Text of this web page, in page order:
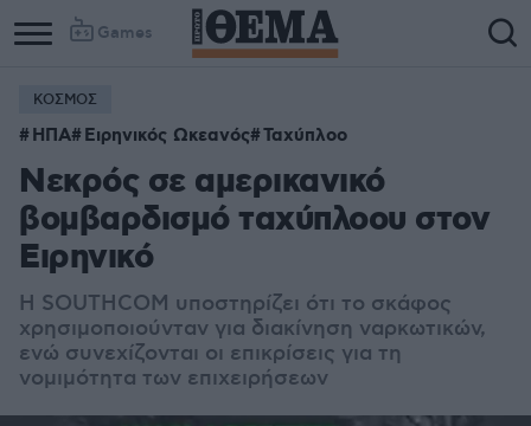
Games
ΚΟΣΜΟΣ
ΗΠΑ Ειρηνικός Ωκεανός Ταχύπλοο
Νεκρός σε αμερικανικό
βομβαρδισμό ταχύπλοου στον
Ειρηνικό
Η SOUTHCOM υποστηρίζει ότι το σκάφος
χρησιμοποιούνταν για διακίνηση ναρκωτικών,
ενώ συνεχίζονται οι επικρίσεις για τη
νομιμότητα των επιχειρήσεων